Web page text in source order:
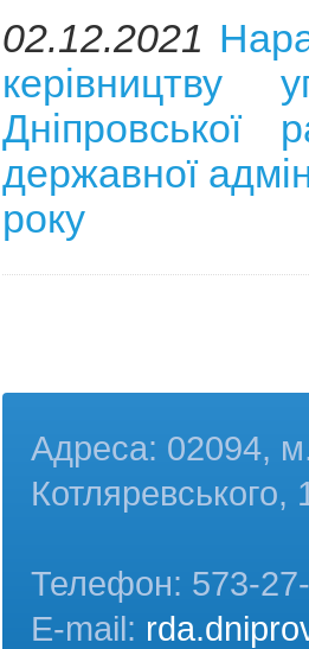
02.12.2021
керівництву
Дніпровської
державної
року
Адреса: 02094,
Котляревського,
Телефон: 573-
E-mail: